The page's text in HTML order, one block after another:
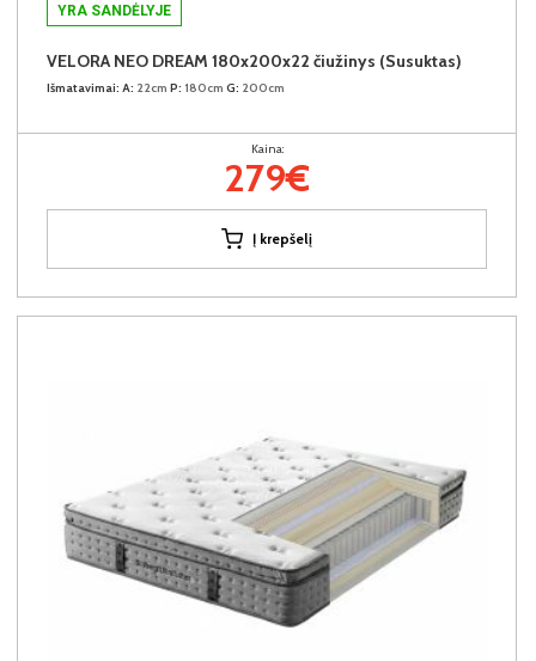
YRA SANDĖLYJE
VELORA NEO DREAM 180x200x22 čiužinys (Susuktas)
Išmatavimai: A: 22cm P: 180cm G: 200cm
Kaina:
279€
Į krepšelį